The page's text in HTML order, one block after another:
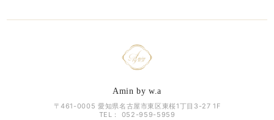
Amin by w.a
〒461-0005 愛知県名古屋市東区東桜1丁目3-27 1F
TEL： 052-959-5959